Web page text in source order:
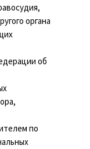
органа
об
по